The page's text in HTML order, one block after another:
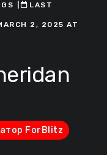
ㅤLAST
2, 2025 AT
ForBlitz